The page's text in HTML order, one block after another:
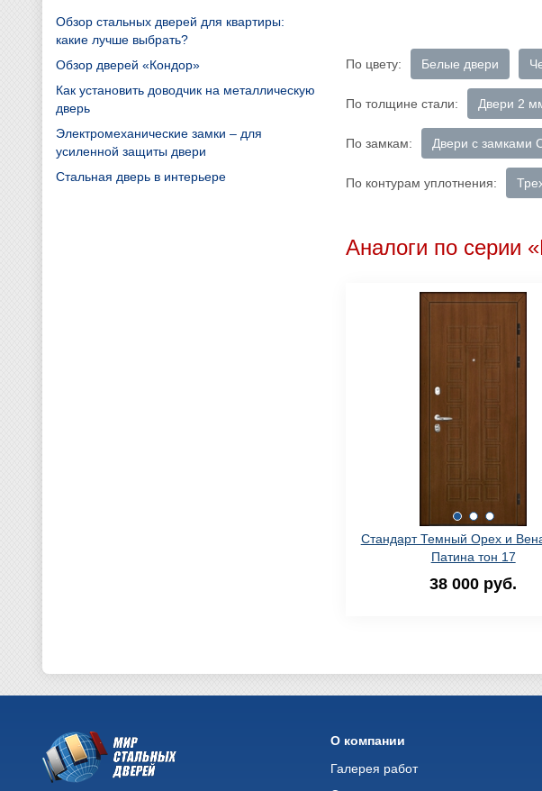
По цвету: Белые двери
По толщине стали: Двери 2
По замкам: Двери с замками
По контурам уплотнения:
Аналоги по серии
Стандарт Темный Орех и
Патина тон 17
38 000 руб.
Обзор стальных дверей для квартиры:
какие лучше выбрать?
Обзор дверей «Кондор»
Как установить доводчик на металлическую
дверь
Электромеханические замки – для
усиленной защиты двери
Стальная дверь в интерьере
О компании
Галерея работ